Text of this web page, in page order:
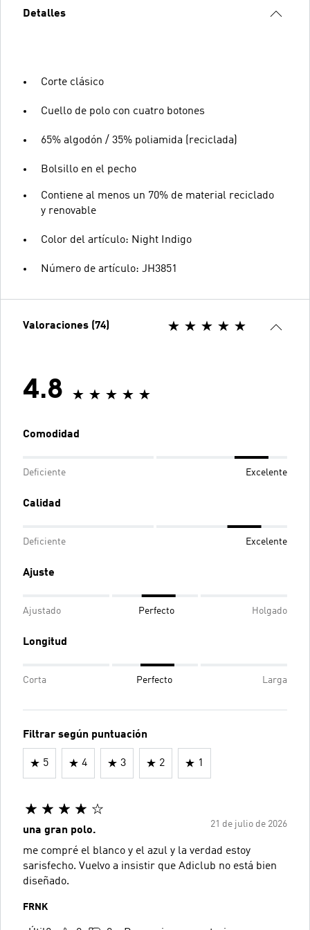
Detalles
Corte clásico
Cuello de polo con cuatro botones
65% algodón / 35% poliamida (reciclada)
Bolsillo en el pecho
Contiene al menos un 70% de material reciclado
y renovable
Color del artículo: Night Indigo
Número de artículo: JH3851
Valoraciones (74)
4.8
Comodidad
Deficiente Excelente
Calidad
Deficiente Excelente
Ajuste
Ajustado Perfecto Holgado
Longitud
Corta Perfecto Larga
Filtrar según puntuación
5 4 3 2 1
21 de julio de 2026
una gran polo.
me compré el blanco y el azul y la verdad estoy
sarisfecho. Vuelvo a insistir que Adiclub no está bien
diseñado.
FRNK